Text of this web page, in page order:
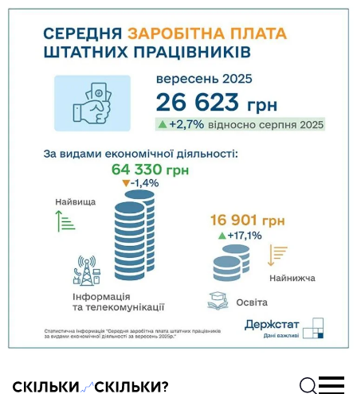
Скільки-скільки? — Медіа про суспільні даніПочати